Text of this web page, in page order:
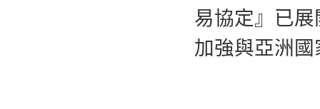
易協定』已
加強與亞洲